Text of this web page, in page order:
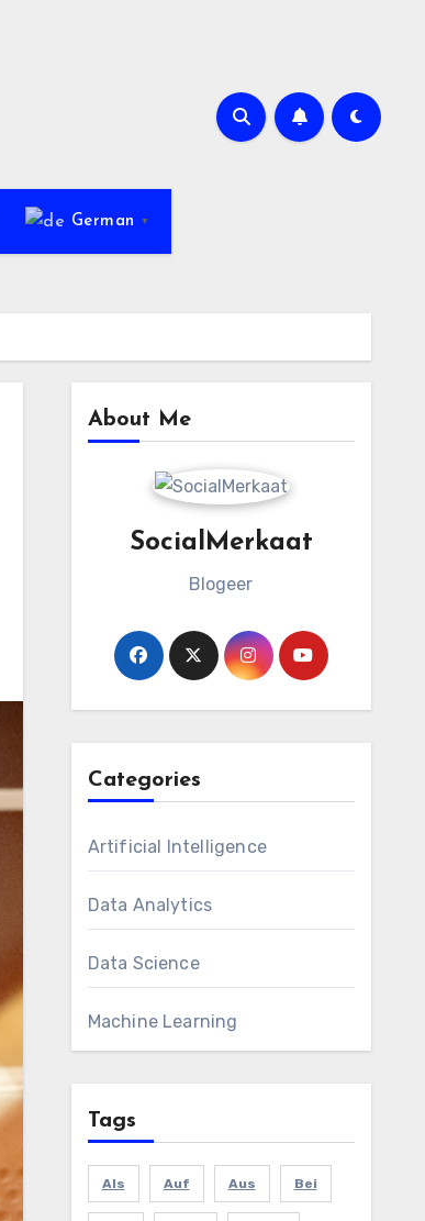
German ▼
About Me
SocialMerkaat
Blogeer
Categories
Artificial Intelligence
Data Analytics
Data Science
Machine Learning
Tags
Als Auf Aus Bei